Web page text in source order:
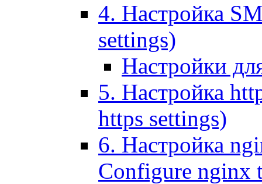
4. Настройка
settings)
Настройки
5. Настройка
https settings)
6. Настройка
Configure nginx